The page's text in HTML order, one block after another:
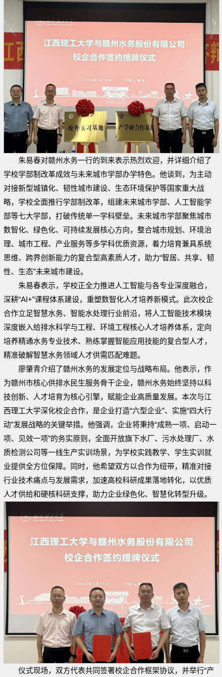
朱易春对赣州水务一行的到来表示热烈欢迎，并详细介绍了
学校学部制改革成效与未来城市学部办学特色。他谈到，为主动
对接新型城镇化、韧性城市建设、生态环境保护等国家重大战
略，学校全面推行学部制改革，组建未来城市学部、人工智能学
部等七大学部，打破传统单一学科壁垒。未来城市学部聚焦城市
数智化、绿色化、可持续发展核心方向，整合城市规划、环境治
理、城市工程、产业服务等多学科优质资源，着力培育兼具系统
思维、跨界创新能力的复合型高素质人才，助力“智居、共享、韧
性、生态”未来城市建设。
朱易春表示，学校正全力推进人工智能与各专业深度融合，
深耕“AI+”课程体系建设，重塑数智化人才培养新模式。此次校企
合作立足智慧水务、智能水处理行业前沿，将人工智能技术模块
深度嵌入给排水科学与工程、环境工程核心人才培养体系，定向
培养精通水务专业技术、熟练掌握智能应用技能的复合型人才，
精准破解智慧水务领域人才供需匹配难题。
廖肇青介绍了赣州水务的发展定位与战略布局。他表示，作
为赣州市核心供排水民生服务骨干企业，赣州水务始终坚持以科
技创新、人才培育为核心引擎，赋能企业高质量发展。本次与江
西理工大学深化校企合作，是企业打造“六型企业”、实施“四大行
动”发展战略的关键举措。他强调，企业将秉持“成熟一项、启动一
项、见效一项”的务实原则，全面开放旗下水厂、污水处理厂、水
质检测公司等一线生产实训场景，为学校实践教学、学生实训就
业提供全方位保障。同时，他希望双方以合作为纽带，精准对接
行业技术痛点与发展需求，加速高校科研成果落地转化，以优质
人才供给和硬核科研支撑，助力企业绿色化、智慧化转型升级。
仪式现场，双方代表共同签署校企合作框架协议，并举行“产